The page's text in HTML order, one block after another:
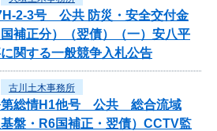
2-3号 公共 防災・安全交付金
国補正分）（翌債）（一）安八平
関する一般競争入札公告
古川土木事務所
第総情H1他号 公共 総合流域
盤・R6国補正・翌債）CCTV監